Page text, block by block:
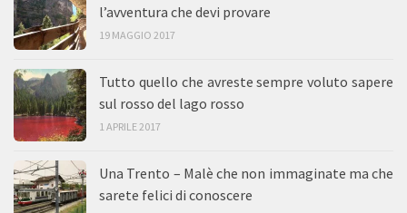
l’avventura che devi provare
19 MAGGIO 2017
Tutto quello che avreste sempre voluto sapere
sul rosso del lago rosso
1 APRILE 2017
Una Trento – Malè che non immaginate ma che
sarete felici di conoscere